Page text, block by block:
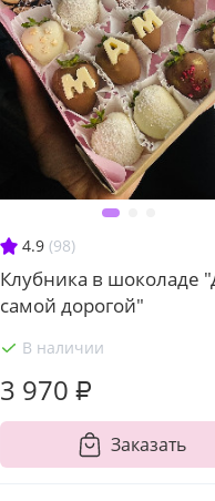
4.9 (98)
Клубника в шоколаде
самой дорогой"
В наличии
3 970 ₽
Заказать